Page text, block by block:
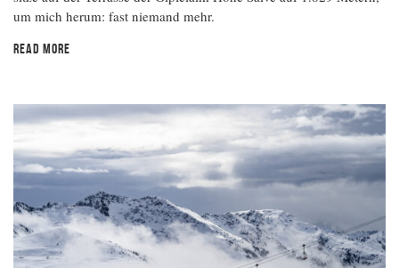
um mich herum: fast niemand mehr.
READ MORE